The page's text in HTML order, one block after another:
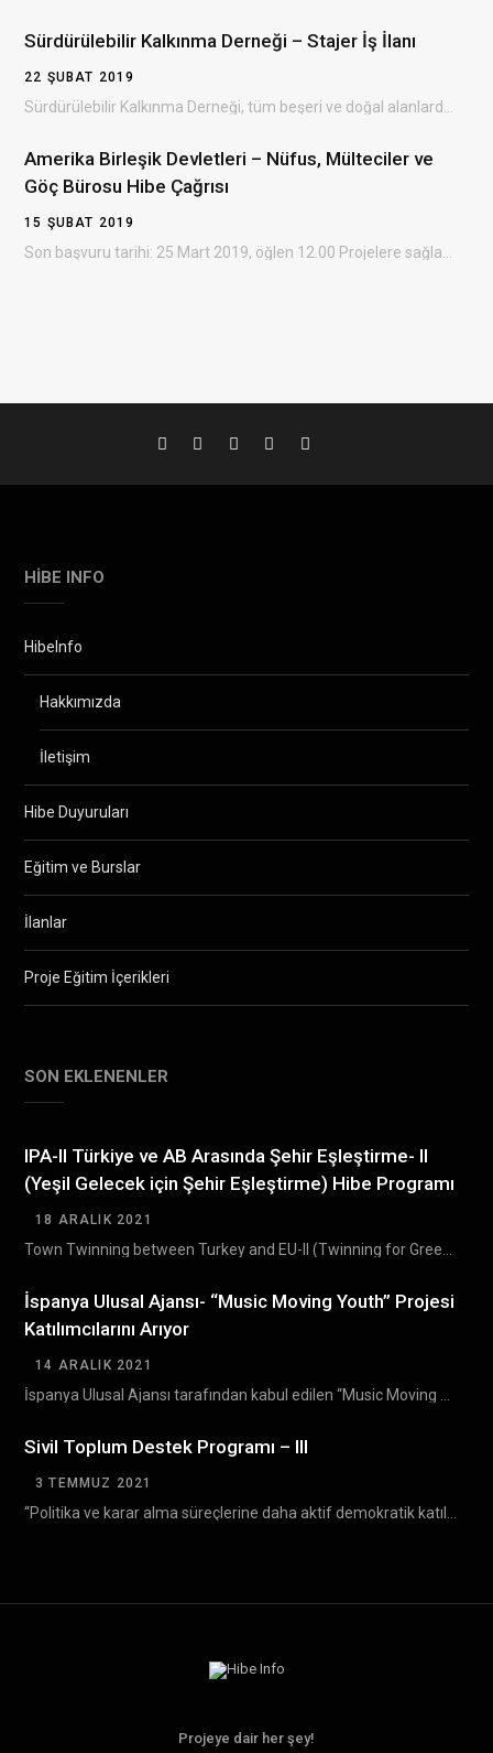
Sürdürülebilir Kalkınma Derneği – Stajer İş İlanı
22 ŞUBAT 2019
Amerika Birleşik Devletleri – Nüfus, Mülteciler ve
Göç Bürosu Hibe Çağrısı
15 ŞUBAT 2019
HIBE INFO
HibeInfo
Hakkımızda
İletişim
Hibe Duyuruları
Eğitim ve Burslar
İlanlar
Proje Eğitim İçerikleri
SON EKLENENLER
IPA-II Türkiye ve AB Arasında Şehir Eşleştirme- II
(Yeşil Gelecek için Şehir Eşleştirme) Hibe Programı
18 ARALIK 2021
Town Twinning between Turkey and EU-II (Twinning for Green Future) Grant Scheme (TTGS- II) Türkiye…
İspanya Ulusal Ajansı- “Music Moving Youth” Projesi
Katılımcılarını Arıyor
14 ARALIK 2021
İspanya Ulusal Ajansı tarafından kabul edilen “Music Moving Youth ” Erasmus+ projesinin Bulgaristan’da gerçekleşecek olan…
Sivil Toplum Destek Programı – III
3 TEMMUZ 2021
“Politika ve karar alma süreçlerine daha aktif demokratik katılım yoluyla sivil toplumun gelişiminin desteklenmesi” amacıyla…
Projeye dair her şey!